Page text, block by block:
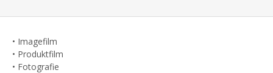
• Imagefilm
• Produktfilm
• Fotografie